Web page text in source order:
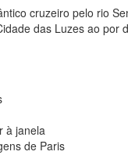
cruzeiro pelo rio
das Luzes ao
à janela
de Paris